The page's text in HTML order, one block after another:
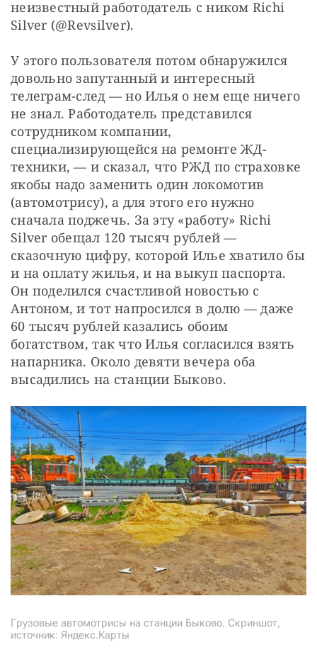
неизвестный работодатель с ником Richi
Silver (@Revsilver).
У этого пользователя потом обнаружился
довольно запутанный и интересный
телеграм-след — но Илья о нем еще ничего
не знал. Работодатель представился
сотрудником компании,
специализирующейся на ремонте ЖД-
техники, — и сказал, что РЖД по страховке
якобы надо заменить один локомотив
(автомотрису), а для этого его нужно
сначала поджечь. За эту «работу» Richi
Silver обещал 120 тысяч рублей —
сказочную цифру, которой Илье хватило бы
и на оплату жилья, и на выкуп паспорта.
Он поделился счастливой новостью с
Антоном, и тот напросился в долю — даже
60 тысяч рублей казались обоим
богатством, так что Илья согласился взять
напарника. Около девяти вечера оба
высадились на станции Быково.
Грузовые автомотрисы на станции Быково. Скриншот,
источник: Яндекс.Карты